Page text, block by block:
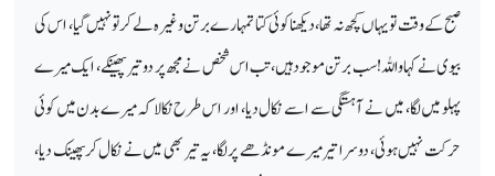
صبح کے وقت تو یہاں کچھ نہ تھا، دیکھنا کوئی کتا تمہارے برتن وغیرہ لے کر تو نہیں گیا، اس کی
بیوی نے کہا واللہ! سب برتن موجود ہیں، تب اس شخص نے مجھ پر دو تیر پھینکے، ایک میرے
پہلو میں لگا، میں نے آہستگی سے اسے نکال دیا، اور اس طرح نکالا کہ میرے بدن میں کوئی
حرکت نہیں ہوئی، دوسرا تیر میرے مونڈھے پر لگا، یہ تیر بھی میں نے نکال کر پھینک دیا،